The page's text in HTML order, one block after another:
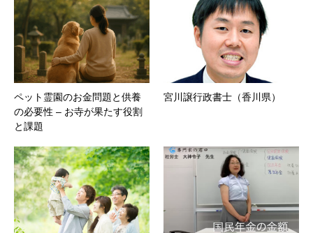
ペット霊園のお金問題と供養
の必要性 – お寺が果たす役割
と課題
宮川譲行政書士（香川県）